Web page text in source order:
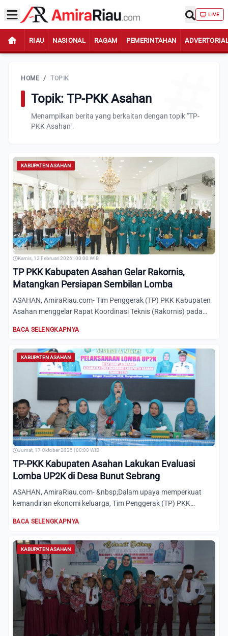
LIVE
RIAU NASIONAL RAGAM PEMERINTAHAN
HOME / TOPIK
Topik: TP-PKK Asahan
Menampilkan berita yang berkaitan dengan topik "TP-
PKK Asahan".
KABUPATEN ASAHAN
Kamis, 12 Februari 2026 | 00:00 WIB
TP PKK Kabupaten Asahan Gelar Rakornis,
Matangkan Persiapan Sembilan Lomba
ASAHAN, AmiraRiau.com- Tim Penggerak (TP) PKK Kabupaten
Asahan menggelar Rapat Koordinasi Teknis (Rakornis) pada
BACA SELENGKAPNYA
KABUPATEN ASAHAN
Jumat, 17 Oktober 2025 | 00:00 WIB
TP-PKK Kabupaten Asahan Lakukan Evaluasi
Lomba UP2K di Desa Bunut Sebrang
ASAHAN, AmiraRiau.com- &nbsp;Dalam upaya memperkuat
kemandirian ekonomi keluarga, Tim Penggerak (TP) PKK
BACA SELENGKAPNYA
KABUPATEN ASAHAN